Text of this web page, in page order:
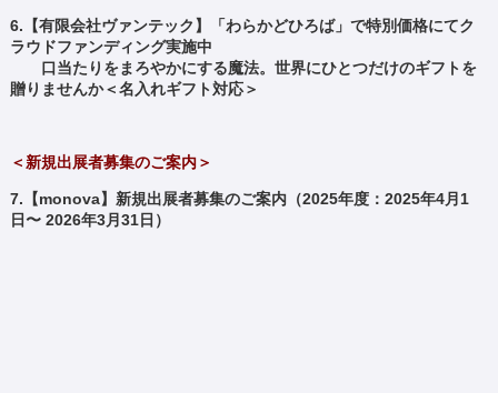
6.【有限会社ヴァンテック】「わらかどひろば」で特別価格にてク
ラウドファンディング実施中
口当たりをまろやかにする魔法。世界にひとつだけのギフトを
贈りませんか＜名入れギフト対応＞
＜新規出展者募集のご案内＞
7.【monova】新規出展者募集のご案内（2025年度：2025年4月1
日〜 2026年3月31日）